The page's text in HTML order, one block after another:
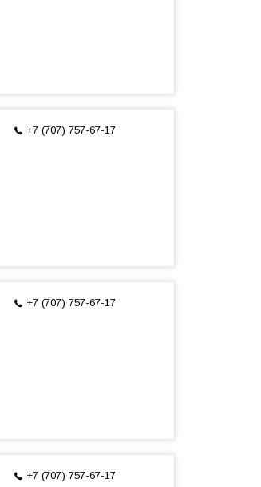
+7 (707) 757-67-17
+7 (707) 757-67-17
+7 (707) 757-67-17